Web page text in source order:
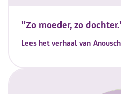
"Zo moeder, zo
Lees het verhaal van